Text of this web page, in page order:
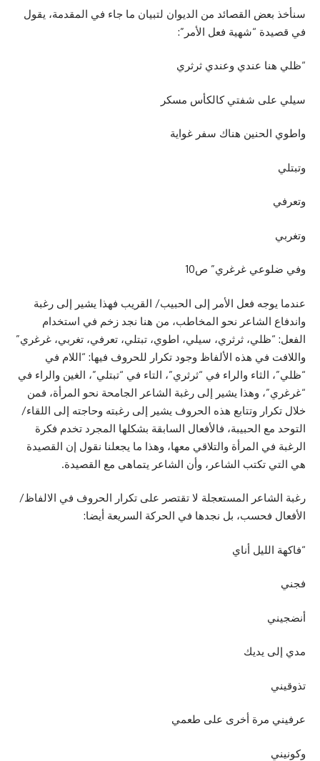
سنأخذ بعض القصائد من الديوان لتبيان ما جاء في المقدمة، يقول
في قصيدة “شهية فعل الأمر”:
“ظلي هنا عندي وعندي ثرثري
سيلي على شفتي كالكأس مسكر
واطوي الحنين هناك سفر غواية
وتبتلي
وتعرفي
وتغربي
وفي ضلوعي غرغري” ص10
عندما يوجه فعل الأمر إلى الحبيب/ القريب فهذا يشير إلى رغبة
واندفاع الشاعر نحو المخاطب، من هنا نجد زخم في استخدام
الفعل: “ظلي، ثرثري، سيلي، اطوي، تبتلي، تعرفي، تغربي، غرغري”
واللافت في هذه الألفاظ وجود تكرار للحروف فيها: “اللام في
“ظلي”، الثاء والراء في “ثرثري”، التاء في “تبتلي”، الغين والراء في
“غرغري”، وهذا يشير إلى رغبة الشاعر الجامحة نحو المرأة، فمن
خلال تكرار وتتابع هذه الحروف يشير إلى رغبته وحاجته إلى اللقاء/
التوحد مع الحبيبة، فالأفعال السابقة بشكلها المجرد تخدم فكرة
الرغبة في المرأة والتلاقي معها، وهذا ما يجعلنا نقول إن القصيدة
هي التي تكتب الشاعر، وأن الشاعر يتماهى مع القصيدة.
رغبة الشاعر المستعجلة لا تقتصر على تكرار الحروف في الالفاظ/
الأفعال فحسب، بل نجدها في الحركة السريعة أيضا:
“فاكهة الليل أناي
فجني
أنضجيني
مدي إلى يديك
تذوقيني
عرفيني مرة أخرى على طعمي
وكونيني